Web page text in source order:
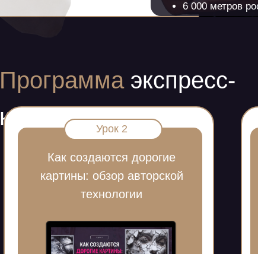
6 000 метров
Программа экспресс-
курса:
Как создаются дорогие
картины: обзор авторской
технологии
Урок 2